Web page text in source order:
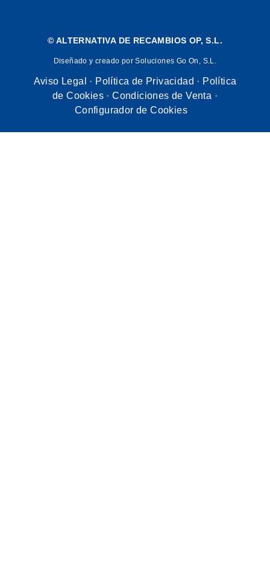
© ALTERNATIVA DE RECAMBIOS OP, S.L.
Diseñado y creado por Soluciones Go On, S.L.
Aviso Legal · Política de Privacidad · Política
de Cookies ·Condiciones de Venta ·
Configurador de Cookies